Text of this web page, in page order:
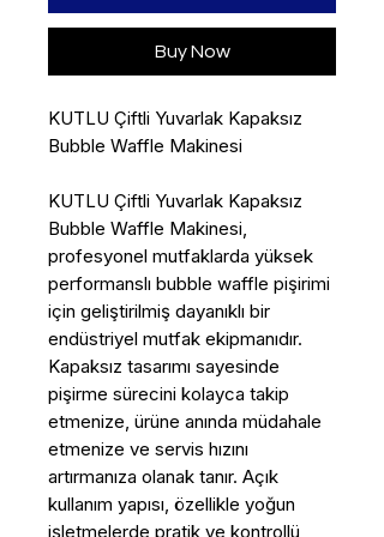
Buy Now
KUTLU Çiftli Yuvarlak Kapaksız
Bubble Waffle Makinesi
KUTLU Çiftli Yuvarlak Kapaksız
Bubble Waffle Makinesi,
profesyonel mutfaklarda yüksek
performanslı bubble waffle pişirimi
için geliştirilmiş dayanıklı bir
endüstriyel mutfak ekipmanıdır.
Kapaksız tasarımı sayesinde
pişirme sürecini kolayca takip
etmenize, ürüne anında müdahale
etmenize ve servis hızını
artırmanıza olanak tanır. Açık
kullanım yapısı, özellikle yoğun
işletmelerde pratik ve kontrollü